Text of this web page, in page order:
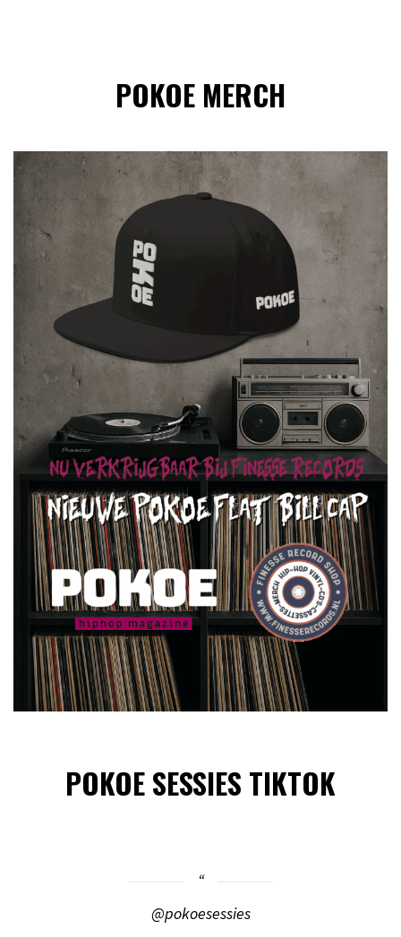
POKOE MERCH
POKOE SESSIES TIKTOK
@pokoesessies